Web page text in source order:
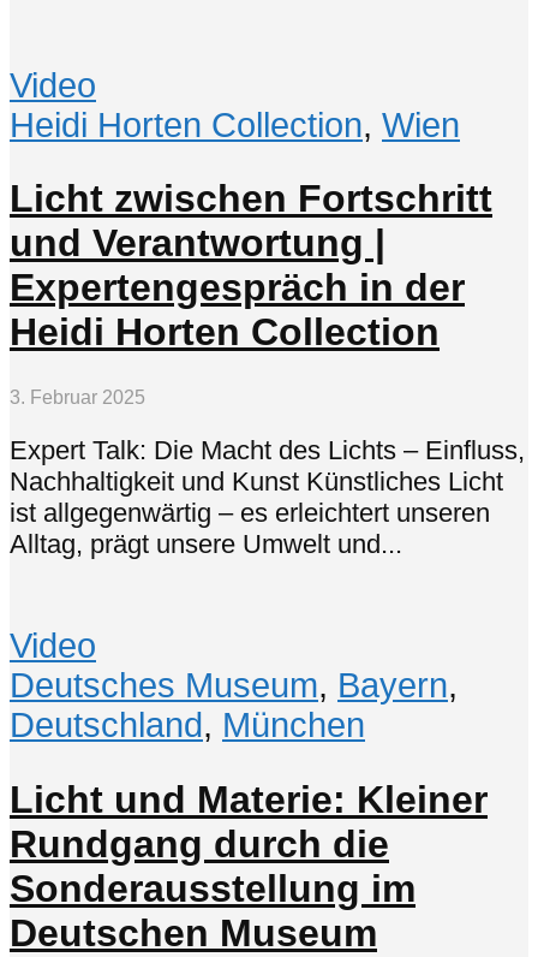
Video
Heidi Horten Collection, Wien
Licht zwischen Fortschritt
und Verantwortung |
Expertengespräch in der
Heidi Horten Collection
3. Februar 2025
Expert Talk: Die Macht des Lichts – Einfluss,
Nachhaltigkeit und Kunst Künstliches Licht
ist allgegenwärtig – es erleichtert unseren
Alltag, prägt unsere Umwelt und...
Video
Deutsches Museum, Bayern,
Deutschland, München
Licht und Materie: Kleiner
Rundgang durch die
Sonderausstellung im
Deutschen Museum